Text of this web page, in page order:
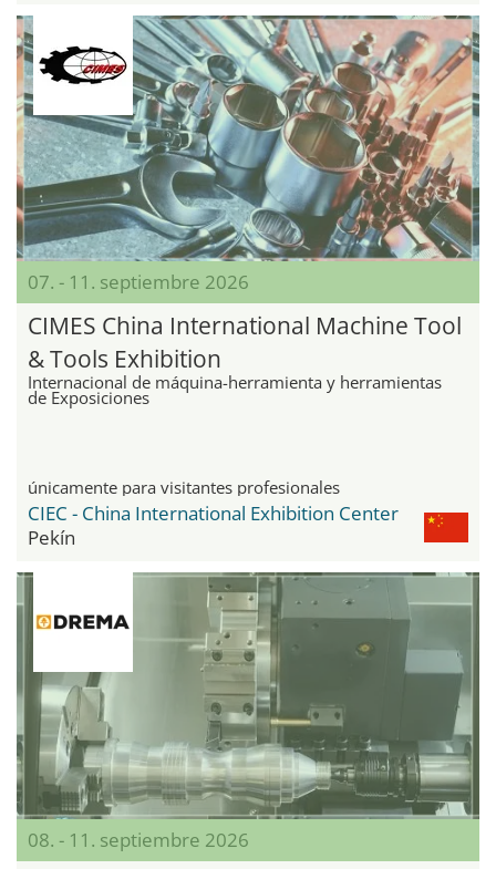
07. - 11. septiembre 2026
CIMES China International Machine Tool
& Tools Exhibition
Internacional de máquina-herramienta y herramientas
de Exposiciones
únicamente para visitantes profesionales
CIEC - China International Exhibition Center
Pekín
08. - 11. septiembre 2026